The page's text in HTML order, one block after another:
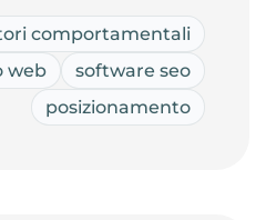
comportamentali
web
software seo
posizionamento